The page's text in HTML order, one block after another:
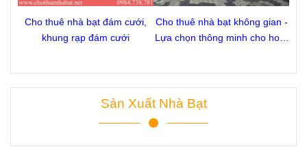
Cho thuê nhà bạt đám cưới,
khung rạp đám cưới
Cho thuê nhà bạt không gian -
Lựa chọn thông minh cho hoạt
Sản Xuất Nhà Bạt